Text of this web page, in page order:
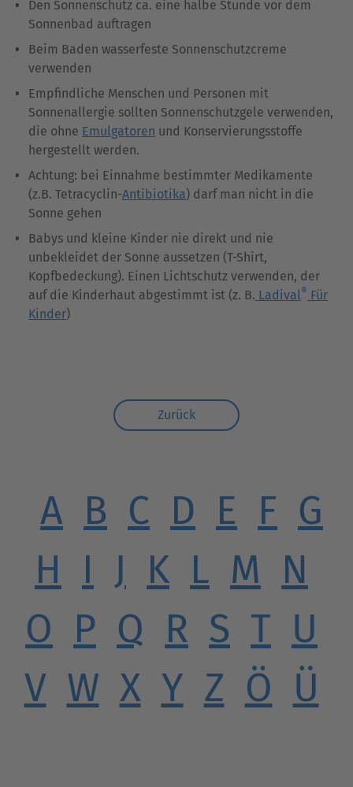
Den Sonnenschutz ca. eine halbe Stunde vor dem
Sonnenbad auftragen
Beim Baden wasserfeste Sonnenschutzcreme
verwenden
Empfindliche Menschen und Personen mit
Sonnenallergie sollten Sonnenschutzgele verwenden,
die ohne Emulgatoren und Konservierungsstoffe
hergestellt werden.
Achtung: bei Einnahme bestimmter Medikamente
(z.B. Tetracyclin-Antibiotika) darf man nicht in die
Sonne gehen
Babys und kleine Kinder nie direkt und nie
unbekleidet der Sonne aussetzen (T-Shirt,
Kopfbedeckung). Einen Lichtschutz verwenden, der
auf die Kinderhaut abgestimmt ist (z. B. Ladival® Für
Kinder)
Zurück
A B C D E F G
H I J K L M N
O P Q R S T U
V W X Y Z Ö Ü